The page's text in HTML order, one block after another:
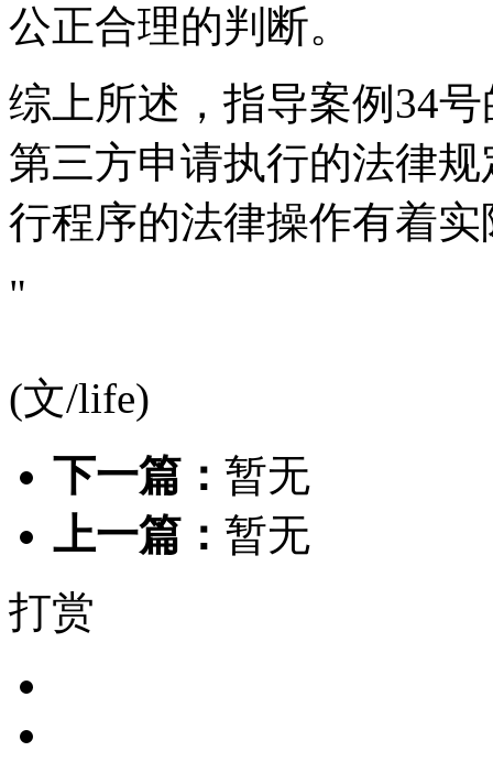
公正合理的判断。
综上所述，指导案例34
第三方申请执行的法律
行程序的法律操作有着
"
(文/life)
下一篇： 暂无
上一篇： 暂无
打赏